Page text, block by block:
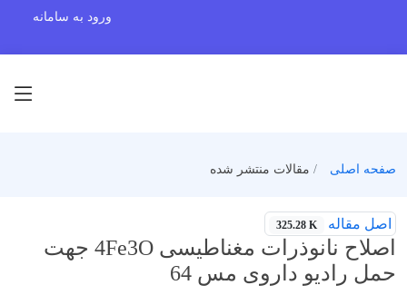
ورود به سامانه
صفحه اصلی مقالات منتشر شده
اصل مقاله 325.28 K
اصلاح نانوذرات مغناطیسی 4Fe3O جهت
حمل رادیو داروی مس 64